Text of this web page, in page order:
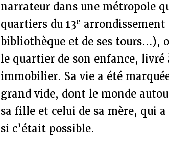
narrateur dans une métropole
quartiers du 13e arrondissement
bibliothèque et de ses tours…),
le quartier de son enfance, livré
immobilier. Sa vie a été
grand vide, dont le monde
sa fille et celui de sa mère, qui
si c’était possible.